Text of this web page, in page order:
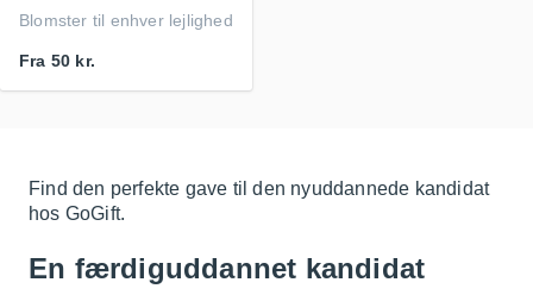
Blomster til enhver lejlighed
Fra 50 kr.
Find den perfekte gave til den nyuddannede kandidat
hos GoGift.
En færdiguddannet kandidat